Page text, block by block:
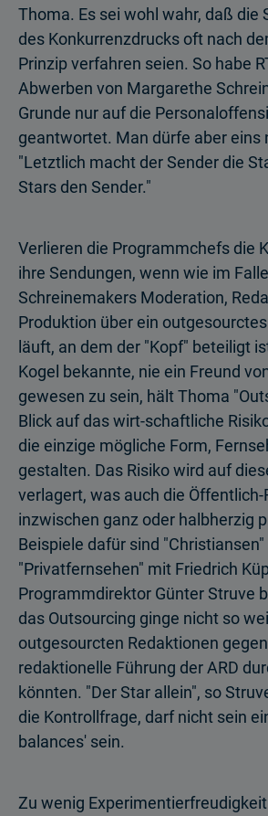
Thoma. Es sei wohl wahr, daß die
des Konkurrenzdrucks oft nach
Prinzip verfahren seien. So habe
Abwerben von Margarethe
Grunde nur auf die
geantwortet. Man dürfe aber eins
"Letztlich macht der Sender die
Stars den Sender."
Verlieren die Programmchefs die
ihre Sendungen, wenn wie im
Schreinemakers Moderation,
Produktion über ein
läuft, an dem der "Kopf" beteiligt
Kogel bekannte, nie ein Freund
gewesen zu sein, hält Thoma
Blick auf das wirt-schaftliche
die einzige mögliche Form,
gestalten. Das Risiko wird auf
verlagert, was auch die Öffentlich-
inzwischen ganz oder halbherzig
Beispiele dafür sind "Christiansen"
"Privatfernsehen" mit Friedrich
Programmdirektor Günter Struve
das Outsourcing ginge nicht so
outgesourcten Redaktionen
redaktionelle Führung der ARD
könnten. "Der Star allein", so
die Kontrollfrage, darf nicht sein
balances' sein.
Zu wenig